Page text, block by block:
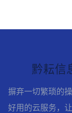
黔耘信
摒弃一切繁琐的
好用的云服务，